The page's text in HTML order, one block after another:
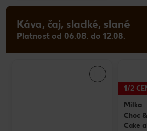
Káva, čaj, sladké, slané
Platnosť od 06.08. do 12.08.
1/2
Milka
Choc
Cake